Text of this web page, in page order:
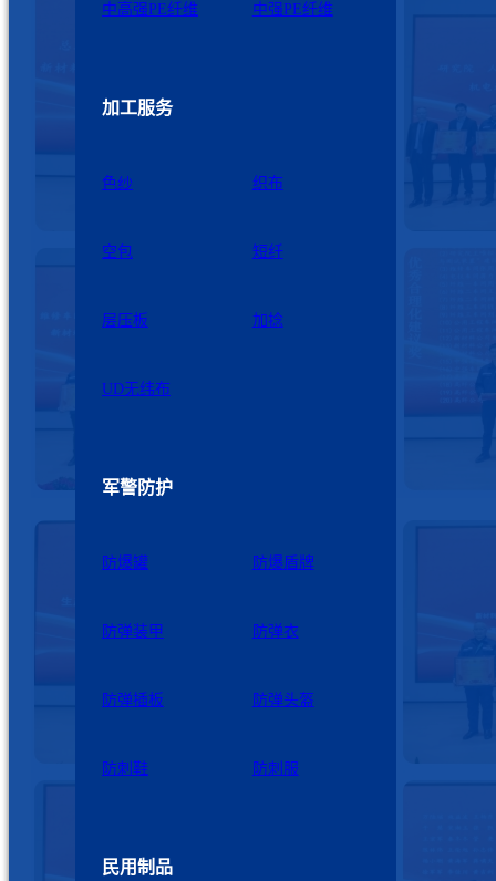
中高强PE纤维 中强PE纤维
加工服务
色纱 织布
空包 短纤
层压板 加捻
UD无纬布
军警防护
防爆罐 防爆盾牌
防弹装甲 防弹衣
防弹插板 防弹头盔
防刺鞋 防刺服
民用制品